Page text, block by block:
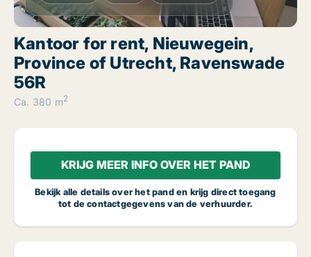
Kantoor for rent, Nieuwegein,
Province of Utrecht, Ravenswade
56R
Ca. 380 m2
KRIJG MEER INFO OVER HET PAND
Bekijk alle details over het pand en krijg direct toegang
tot de contactgegevens van de verhuurder.